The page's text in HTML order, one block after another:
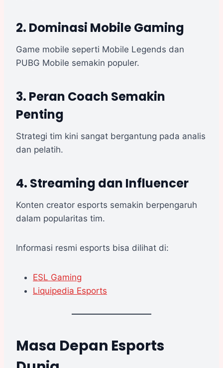
2. Dominasi Mobile Gaming
Game mobile seperti Mobile Legends dan
PUBG Mobile semakin populer.
3. Peran Coach Semakin
Penting
Strategi tim kini sangat bergantung pada analis
dan pelatih.
4. Streaming dan Influencer
Konten creator esports semakin berpengaruh
dalam popularitas tim.
Informasi resmi esports bisa dilihat di:
ESL Gaming
Liquipedia Esports
Masa Depan Esports